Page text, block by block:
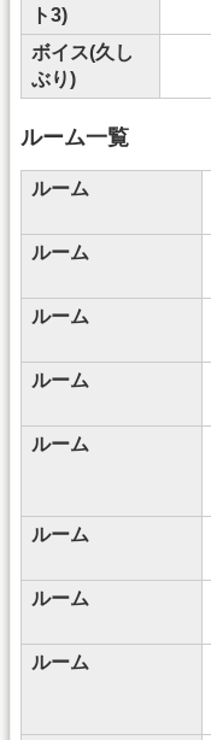
ト3)
ボイス(久し
ぶり)
ルーム一覧
ルーム
ルーム
ルーム
ルーム
ルーム
ルーム
ルーム
ルーム